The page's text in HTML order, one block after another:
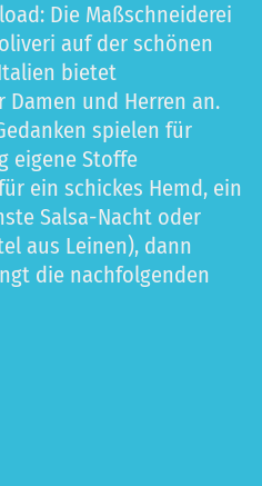
Die Maßschneiderei
auf der schönen
bietet
und Herren an.
spielen für
eigene Stoffe
ein schickes Hemd, ein
Salsa-Nacht oder
aus Leinen), dann
die nachfolgenden